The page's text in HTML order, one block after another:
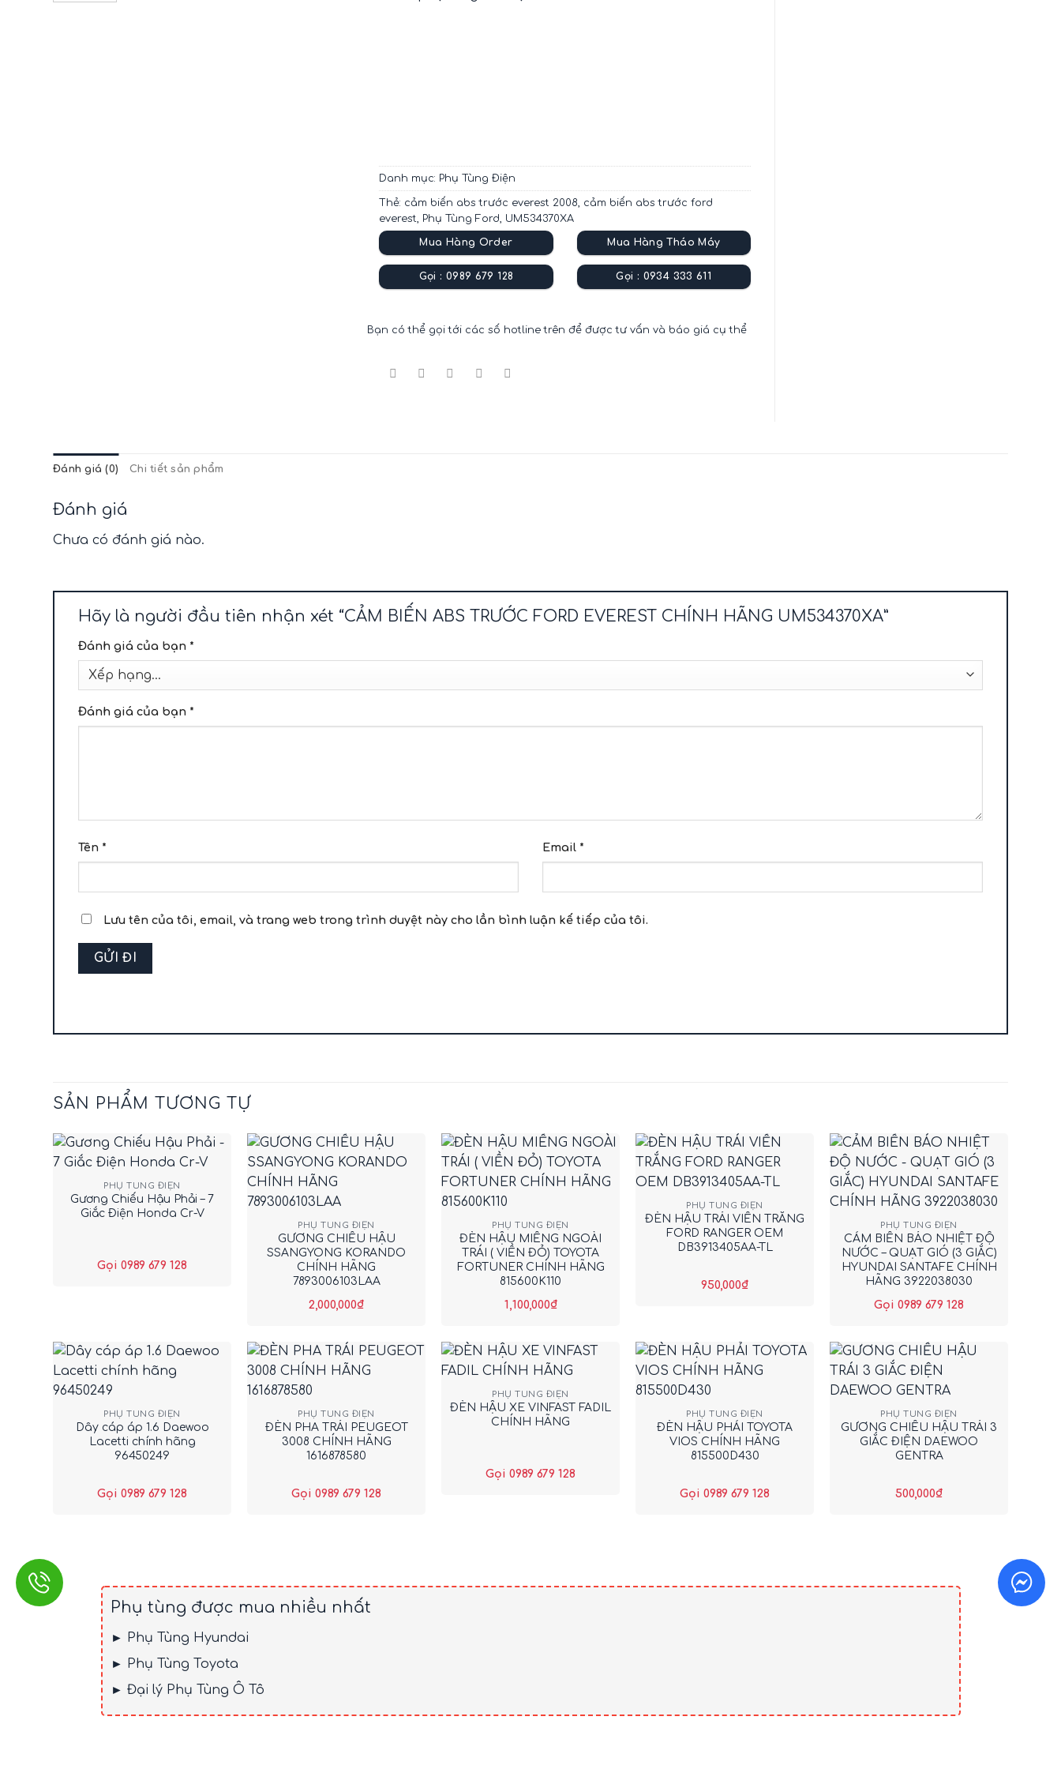
Danh mục: Phụ Tùng Điện
Thẻ: cảm biến abs trước everest 2008
cảm biến abs trước ford
everest
Phụ Tùng Ford UM534370XA
Mua Hàng Order
Gọi : 0989 679 128
Mua Hàng Tháo Máy
Gọi : 0934 333 611
Bạn có thể gọi tới các số hotline trên để được tư vấn và báo giá cụ thể
Đánh giá (0) Chi tiết sản phẩm
Đánh giá
Chưa có đánh giá nào.
Hãy là người đầu tiên nhận xét “CẢM BIẾN ABS TRƯỚC FORD EVEREST CHÍNH HÃNG UM534370XA”
Đánh giá của bạn *
Đánh giá của bạn *
Tên * Email *
Lưu tên của tôi, email, và trang web trong trình duyệt này cho lần bình luận kế tiếp của tôi.
SẢN PHẨM TƯƠNG TỰ
+
PHỤ TÙNG ĐIỆN
Gương Chiếu Hậu Phải – 7
Giắc Điện Honda Cr-V
Gọi 0989 679 128
+
PHỤ TÙNG ĐIỆN
GƯƠNG CHIẾU HẬU
SSANGYONG KORANDO
CHÍNH HÃNG
7893006103LAA
2,000,000₫
+
PHỤ TÙNG ĐIỆN
ĐÈN HẬU MIẾNG NGOÀI
TRÁI ( VIỀN ĐỎ) TOYOTA
FORTUNER CHÍNH HÃNG
815600K110
1,100,000₫
+
PHỤ TÙNG ĐIỆN
ĐÈN HẬU TRÁI VIỀN TRẮNG
FORD RANGER OEM
DB3913405AA-TL
950,000₫
+
PHỤ TÙNG ĐIỆN
CẢM BIẾN BÁO NHIỆT ĐỘ
NƯỚC – QUẠT GIÓ (3 GIẮC)
HYUNDAI SANTAFE CHÍNH
HÃNG 3922038030
Gọi 0989 679 128
+
PHỤ TÙNG ĐIỆN
Dây cáp áp 1.6 Daewoo
Lacetti chính hãng
96450249
Gọi 0989 679 128
+
PHỤ TÙNG ĐIỆN
ĐÈN PHA TRÁI PEUGEOT
3008 CHÍNH HÃNG
1616878580
Gọi 0989 679 128
+
PHỤ TÙNG ĐIỆN
ĐÈN HẬU XE VINFAST FADIL
CHÍNH HÃNG
Gọi 0989 679 128
+
PHỤ TÙNG ĐIỆN
ĐÈN HẬU PHẢI TOYOTA
VIOS CHÍNH HÃNG
815500D430
Gọi 0989 679 128
+
PHỤ TÙNG ĐIỆN
GƯƠNG CHIẾU HẬU TRÁI 3
GIẮC ĐIỆN DAEWOO
GENTRA
500,000₫
Phụ tùng được mua nhiều nhất
► Phụ Tùng Hyundai
► Phụ Tùng Toyota
► Đại lý Phụ Tùng Ô Tô